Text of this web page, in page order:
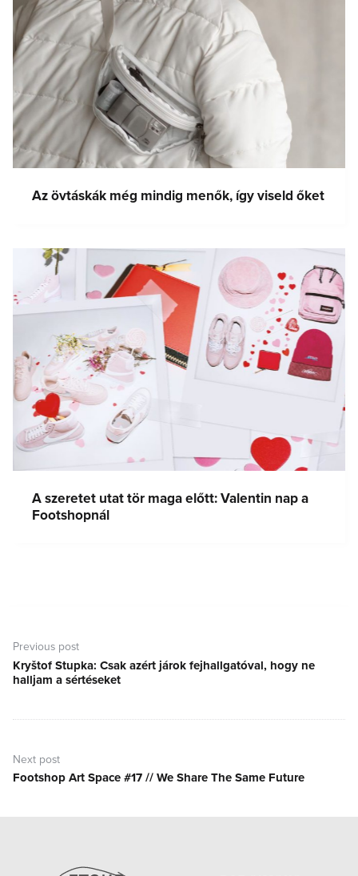
Az övtáskák még mindig menők, így viseld őket
A szeretet utat tör maga előtt: Valentin nap a
Footshopnál
navigáció
Previous post
Previous
post:
Kryštof Stupka: Csak azért járok fejhallgatóval, hogy ne
halljam a sértéseket
Next post
Next
Footshop Art Space #17 // We Share The Same Future